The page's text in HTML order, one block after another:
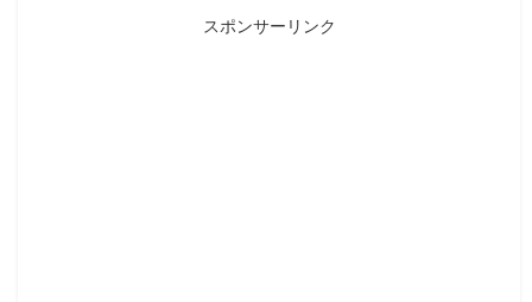
スポンサーリンク